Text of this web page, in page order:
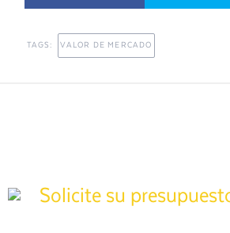
TAGS: VALOR DE MERCADO
Solicite su